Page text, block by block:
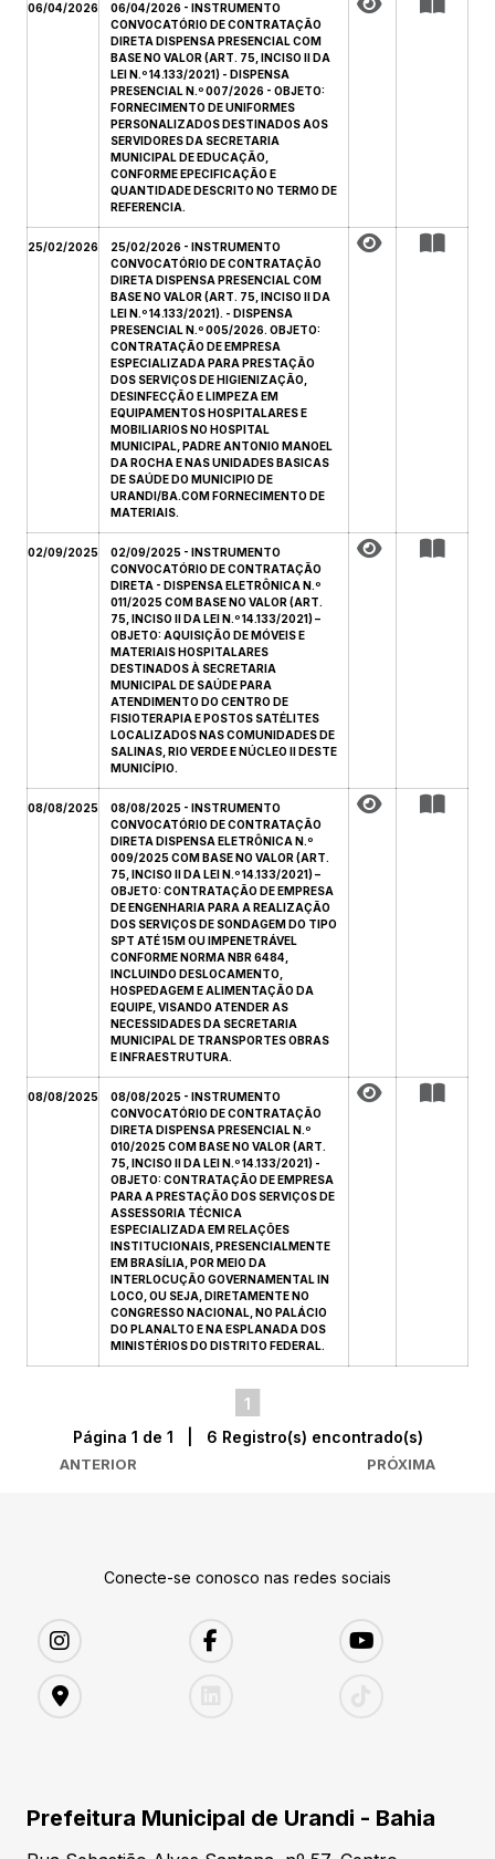
06/04/2026
06/04/2026 - INSTRUMENTO
CONVOCATÓRIO DE CONTRATAÇÃO
DIRETA DISPENSA PRESENCIAL COM
BASE NO VALOR (ART. 75, INCISO II DA
LEI N.º 14.133/2021) - DISPENSA
PRESENCIAL N.º 007/2026 - OBJETO:
FORNECIMENTO DE UNIFORMES
PERSONALIZADOS DESTINADOS AOS
SERVIDORES DA SECRETARIA
MUNICIPAL DE EDUCAÇÃO,
CONFORME EPECIFICAÇÃO E
QUANTIDADE DESCRITO NO TERMO DE
REFERENCIA.
25/02/2026
25/02/2026 - INSTRUMENTO
CONVOCATÓRIO DE CONTRATAÇÃO
DIRETA DISPENSA PRESENCIAL COM
BASE NO VALOR (ART. 75, INCISO II DA
LEI N.º 14.133/2021). - DISPENSA
PRESENCIAL N.º 005/2026. OBJETO:
CONTRATAÇÃO DE EMPRESA
ESPECIALIZADA PARA PRESTAÇÃO
DOS SERVIÇOS DE HIGIENIZAÇÃO,
DESINFECÇÃO E LIMPEZA EM
EQUIPAMENTOS HOSPITALARES E
MOBILIARIOS NO HOSPITAL
MUNICIPAL, PADRE ANTONIO MANOEL
DA ROCHA E NAS UNIDADES BASICAS
DE SAÚDE DO MUNICIPIO DE
URANDI/BA.COM FORNECIMENTO DE
MATERIAIS.
02/09/2025
02/09/2025 - INSTRUMENTO
CONVOCATÓRIO DE CONTRATAÇÃO
DIRETA - DISPENSA ELETRÔNICA N.º
011/2025 COM BASE NO VALOR (ART.
75, INCISO II DA LEI N.º 14.133/2021) –
OBJETO: AQUISIÇÃO DE MÓVEIS E
MATERIAIS HOSPITALARES
DESTINADOS À SECRETARIA
MUNICIPAL DE SAÚDE PARA
ATENDIMENTO DO CENTRO DE
FISIOTERAPIA E POSTOS SATÉLITES
LOCALIZADOS NAS COMUNIDADES DE
SALINAS, RIO VERDE E NÚCLEO II DESTE
MUNICÍPIO.
08/08/2025
08/08/2025 - INSTRUMENTO
CONVOCATÓRIO DE CONTRATAÇÃO
DIRETA DISPENSA ELETRÔNICA N.º
009/2025 COM BASE NO VALOR (ART.
75, INCISO II DA LEI N.º 14.133/2021) –
OBJETO: CONTRATAÇÃO DE EMPRESA
DE ENGENHARIA PARA A REALIZAÇÃO
DOS SERVIÇOS DE SONDAGEM DO TIPO
SPT ATÉ 15M OU IMPENETRÁVEL
CONFORME NORMA NBR 6484,
INCLUINDO DESLOCAMENTO,
HOSPEDAGEM E ALIMENTAÇÃO DA
EQUIPE, VISANDO ATENDER AS
NECESSIDADES DA SECRETARIA
MUNICIPAL DE TRANSPORTES OBRAS
E INFRAESTRUTURA.
08/08/2025
08/08/2025 - INSTRUMENTO
CONVOCATÓRIO DE CONTRATAÇÃO
DIRETA DISPENSA PRESENCIAL N.º
010/2025 COM BASE NO VALOR (ART.
75, INCISO II DA LEI N.º 14.133/2021) -
OBJETO: CONTRATAÇÃO DE EMPRESA
PARA A PRESTAÇÃO DOS SERVIÇOS DE
ASSESSORIA TÉCNICA
ESPECIALIZADA EM RELAÇÕES
INSTITUCIONAIS, PRESENCIALMENTE
EM BRASÍLIA, POR MEIO DA
INTERLOCUÇÃO GOVERNAMENTAL IN
LOCO, OU SEJA, DIRETAMENTE NO
CONGRESSO NACIONAL, NO PALÁCIO
DO PLANALTO E NA ESPLANADA DOS
MINISTÉRIOS DO DISTRITO FEDERAL.
1
ANTERIOR
Página 1 de 1 | 6 Registro(s) encontrado(s)
PRÓXIMA
Conecte-se conosco nas redes sociais
Prefeitura Municipal de Urandi - Bahia